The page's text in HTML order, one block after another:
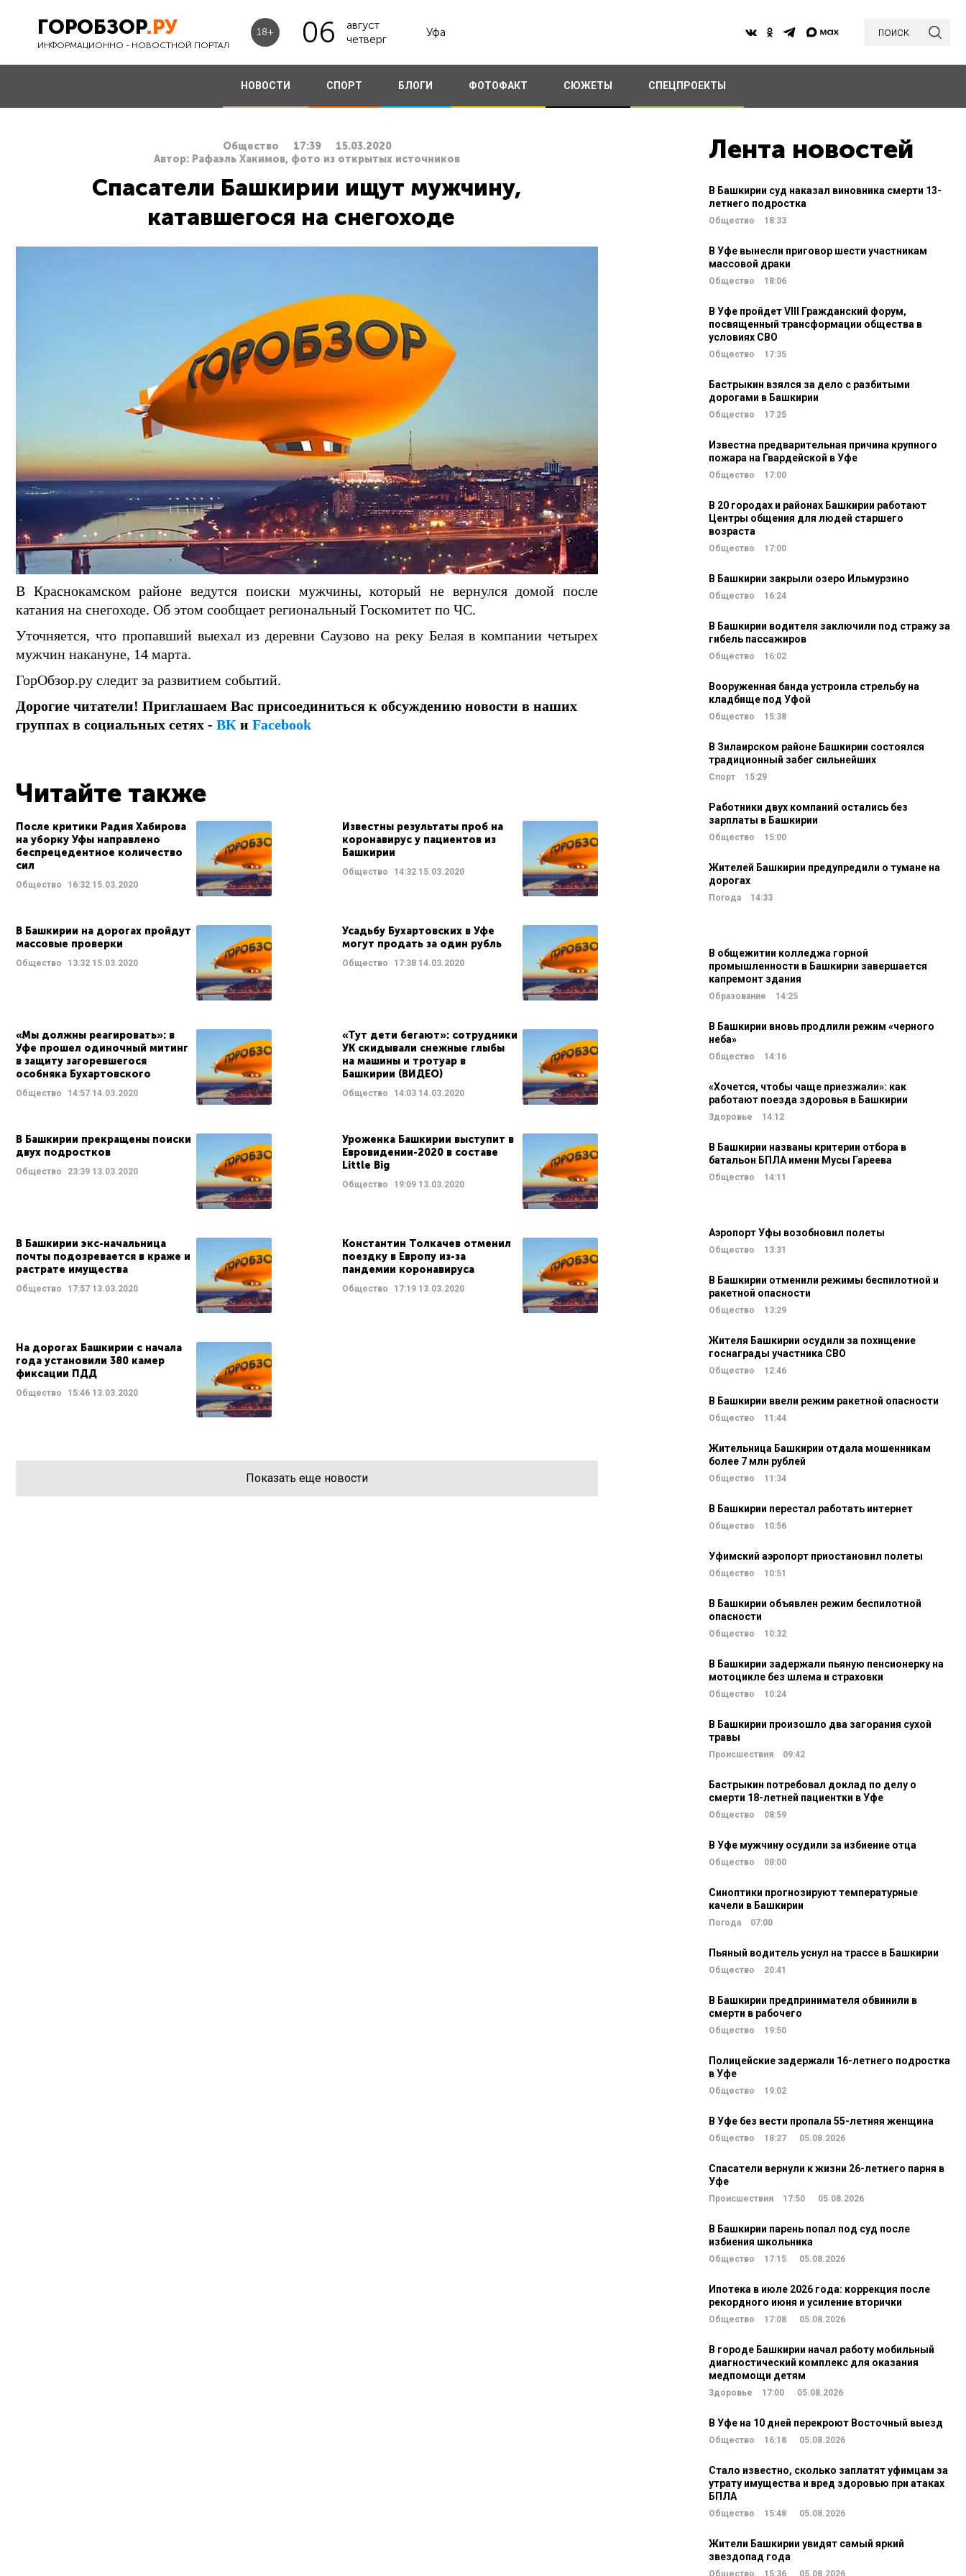
ГОРОБЗОР.РУ
ИНФОРМАЦИОННО - НОВОСТНОЙ ПОРТАЛ
18+ 06
август
четверг
Уфа поиск
НОВОСТИ СПОРТ БЛОГИ ФОТОФАКТ СЮЖЕТЫ СПЕЦПРОЕКТЫ
Общество 17:39
15.03.2020
Автор: Рафаэль Хакимов, фото из открытых источников
Спасатели Башкирии ищут мужчину,
катавшегося на снегоходе
В Краснокамском районе ведутся поиски мужчины, который не вернулся домой после
катания на снегоходе. Об этом сообщает региональный Госкомитет по ЧС.
Уточняется, что пропавший выехал из деревни Саузово на реку Белая в компании четырех
мужчин накануне, 14 марта.
ГорОбзор.ру следит за развитием событий.
Дорогие читатели! Приглашаем Вас присоединиться к обсуждению новости в наших
группах в социальных сетях - ВК и Facebook
Читайте также
После критики Радия Хабирова
на уборку Уфы направлено
беспрецедентное количество
сил
Общество 16:32 15.03.2020
Известны результаты проб на
коронавирус у пациентов из
Башкирии
Общество 14:3215.03.2020
В Башкирии на дорогах пройдут
массовые проверки
Общество 13:32 15.03.2020
Усадьбу Бухартовских в Уфе
могут продать за один рубль
Общество 17:3814.03.2020
«Мы должны реагировать»: в
Уфе прошел одиночный митинг
в защиту загоревшегося
особняка Бухартовского
Общество 14:57 14.03.2020
«Тут дети бегают»: сотрудники
УК скидывали снежные глыбы
на машины и тротуар в
Башкирии (ВИДЕО)
Общество 14:0314.03.2020
В Башкирии прекращены поиски
двух подростков
Общество 23:39 13.03.2020
Уроженка Башкирии выступит в
Евровидении-2020 в составе
Little Big
Общество 19:0913.03.2020
В Башкирии экс-начальница
почты подозревается в краже и
растрате имущества
Общество 17:57 13.03.2020
Константин Толкачев отменил
поездку в Европу из-за
пандемии коронавируса
Общество 17:1913.03.2020
На дорогах Башкирии с начала
года установили 380 камер
фиксации ПДД
Общество 15:46 13.03.2020
Показать еще новости
Лента новостей
В Башкирии суд наказал виновника смерти 13-
летнего подростка
Общество 18:33
В Уфе вынесли приговор шести участникам
массовой драки
Общество 18:06
В Уфе пройдет VIII Гражданский форум,
посвященный трансформации общества в
условиях СВО
Общество 17:35
Бастрыкин взялся за дело с разбитыми
дорогами в Башкирии
Общество 17:25
Известна предварительная причина крупного
пожара на Гвардейской в Уфе
Общество 17:00
В 20 городах и районах Башкирии работают
Центры общения для людей старшего
возраста
Общество 17:00
В Башкирии закрыли озеро Ильмурзино
Общество 16:24
В Башкирии водителя заключили под стражу за
гибель пассажиров
Общество 16:02
Вооруженная банда устроила стрельбу на
кладбище под Уфой
Общество 15:38
В Зилаирском районе Башкирии состоялся
традиционный забег сильнейших
Спорт 15:29
Работники двух компаний остались без
зарплаты в Башкирии
Общество 15:00
Жителей Башкирии предупредили о тумане на
дорогах
Погода 14:33
В общежитии колледжа горной
промышленности в Башкирии завершается
капремонт здания
Образование 14:25
В Башкирии вновь продлили режим «черного
неба»
Общество 14:16
«Хочется, чтобы чаще приезжали»: как
работают поезда здоровья в Башкирии
Здоровье 14:12
В Башкирии названы критерии отбора в
батальон БПЛА имени Мусы Гареева
Общество 14:11
Аэропорт Уфы возобновил полеты
Общество 13:31
В Башкирии отменили режимы беспилотной и
ракетной опасности
Общество 13:29
Жителя Башкирии осудили за похищение
госнаграды участника СВО
Общество 12:46
В Башкирии ввели режим ракетной опасности
Общество 11:44
Жительница Башкирии отдала мошенникам
более 7 млн рублей
Общество 11:34
В Башкирии перестал работать интернет
Общество 10:56
Уфимский аэропорт приостановил полеты
Общество 10:51
В Башкирии объявлен режим беспилотной
опасности
Общество 10:32
В Башкирии задержали пьяную пенсионерку на
мотоцикле без шлема и страховки
Общество 10:24
В Башкирии произошло два загорания сухой
травы
Происшествия 09:42
Бастрыкин потребовал доклад по делу о
смерти 18-летней пациентки в Уфе
Общество 08:59
В Уфе мужчину осудили за избиение отца
Общество 08:00
Синоптики прогнозируют температурные
качели в Башкирии
Погода 07:00
Пьяный водитель уснул на трассе в Башкирии
Общество 20:41
В Башкирии предпринимателя обвинили в
смерти в рабочего
Общество 19:50
Полицейские задержали 16-летнего подростка
в Уфе
Общество 19:02
В Уфе без вести пропала 55-летняя женщина
Общество 18:27 05.08.2026
Спасатели вернули к жизни 26-летнего парня в
Уфе
Происшествия 17:50 05.08.2026
В Башкирии парень попал под суд после
избиения школьника
Общество 17:15 05.08.2026
Ипотека в июле 2026 года: коррекция после
рекордного июня и усиление вторички
Общество 17:08 05.08.2026
В городе Башкирии начал работу мобильный
диагностический комплекс для оказания
медпомощи детям
Здоровье 17:00 05.08.2026
В Уфе на 10 дней перекроют Восточный выезд
Общество 16:18 05.08.2026
Стало известно, сколько заплатят уфимцам за
утрату имущества и вред здоровью при атаках
БПЛА
Общество 15:48 05.08.2026
Жители Башкирии увидят самый яркий
звездопад года
Общество 15:36 05.08.2026